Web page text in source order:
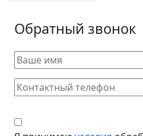
Обратный звонок